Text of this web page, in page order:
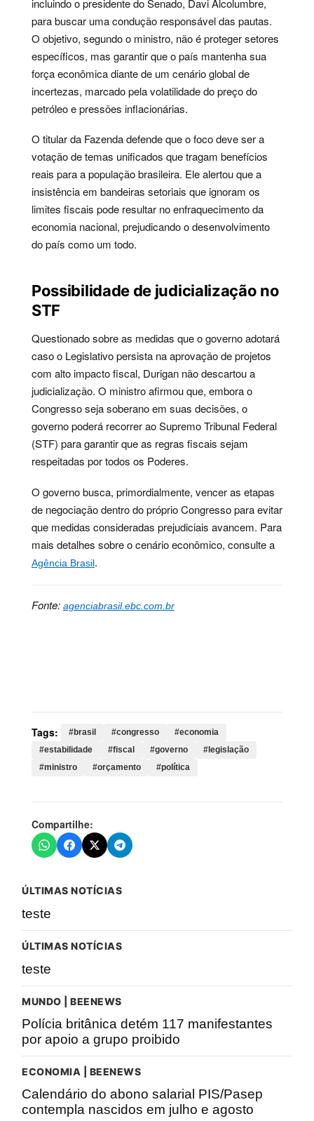
incluindo o presidente do Senado, Davi Alcolumbre,
para buscar uma condução responsável das pautas.
O objetivo, segundo o ministro, não é proteger setores
específicos, mas garantir que o país mantenha sua
força econômica diante de um cenário global de
incertezas, marcado pela volatilidade do preço do
petróleo e pressões inflacionárias.
O titular da Fazenda defende que o foco deve ser a
votação de temas unificados que tragam benefícios
reais para a população brasileira. Ele alertou que a
insistência em bandeiras setoriais que ignoram os
limites fiscais pode resultar no enfraquecimento da
economia nacional, prejudicando o desenvolvimento
do país como um todo.
Possibilidade de judicialização no
STF
Questionado sobre as medidas que o governo adotará
caso o Legislativo persista na aprovação de projetos
com alto impacto fiscal, Durigan não descartou a
judicialização. O ministro afirmou que, embora o
Congresso seja soberano em suas decisões, o
governo poderá recorrer ao Supremo Tribunal Federal
(STF) para garantir que as regras fiscais sejam
respeitadas por todos os Poderes.
O governo busca, primordialmente, vencer as etapas
de negociação dentro do próprio Congresso para evitar
que medidas consideradas prejudiciais avancem. Para
mais detalhes sobre o cenário econômico, consulte a
Agência Brasil.
Fonte: agenciabrasil.ebc.com.br
Tags: #brasil #congresso
#economia
#estabilidade
#fiscal #governo
#legislação
#ministro
#orçamento #política
Compartilhe:
ÚLTIMAS NOTÍCIAS
teste
ÚLTIMAS NOTÍCIAS
teste
MUNDO | BEENEWS
Polícia britânica detém 117 manifestantes
por apoio a grupo proibido
ECONOMIA | BEENEWS
Calendário do abono salarial PIS/Pasep
contempla nascidos em julho e agosto